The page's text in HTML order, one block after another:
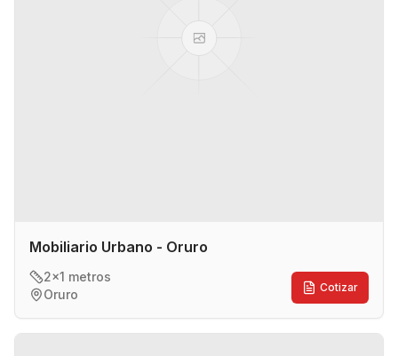
Mobiliario Urbano - Oruro
2x1 metros
Oruro
Cotizar